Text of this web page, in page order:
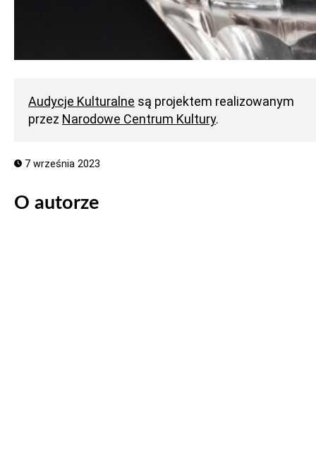
Audycje Kulturalne są projektem realizowanym
przez Narodowe Centrum Kultury.
7 września 2023
O autorze